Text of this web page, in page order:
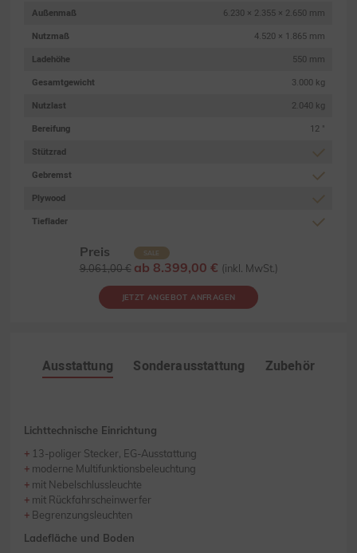
Außenmaß
6.230 × 2.355 × 2.650 mm
Nutzmaß
4.520 × 1.865 mm
Ladehöhe
550 mm
Gesamtgewicht
3.000 kg
Nutzlast
2.040 kg
Bereifung
12 "
Stützrad
Gebremst
Plywood
Tieflader
Preis SALE
9.061,00 €ab 8.399,00 € (inkl. MwSt.)
JETZT ANGEBOT ANFRAGEN
Ausstattung Sonderausstattung Zubehör
Lichttechnische Einrichtung
13-poliger Stecker, EG-Ausstattung
moderne Multifunktionsbeleuchtung
mit Nebelschlussleuchte
mit Rückfahrscheinwerfer
Begrenzungsleuchten
Ladefläche und Boden